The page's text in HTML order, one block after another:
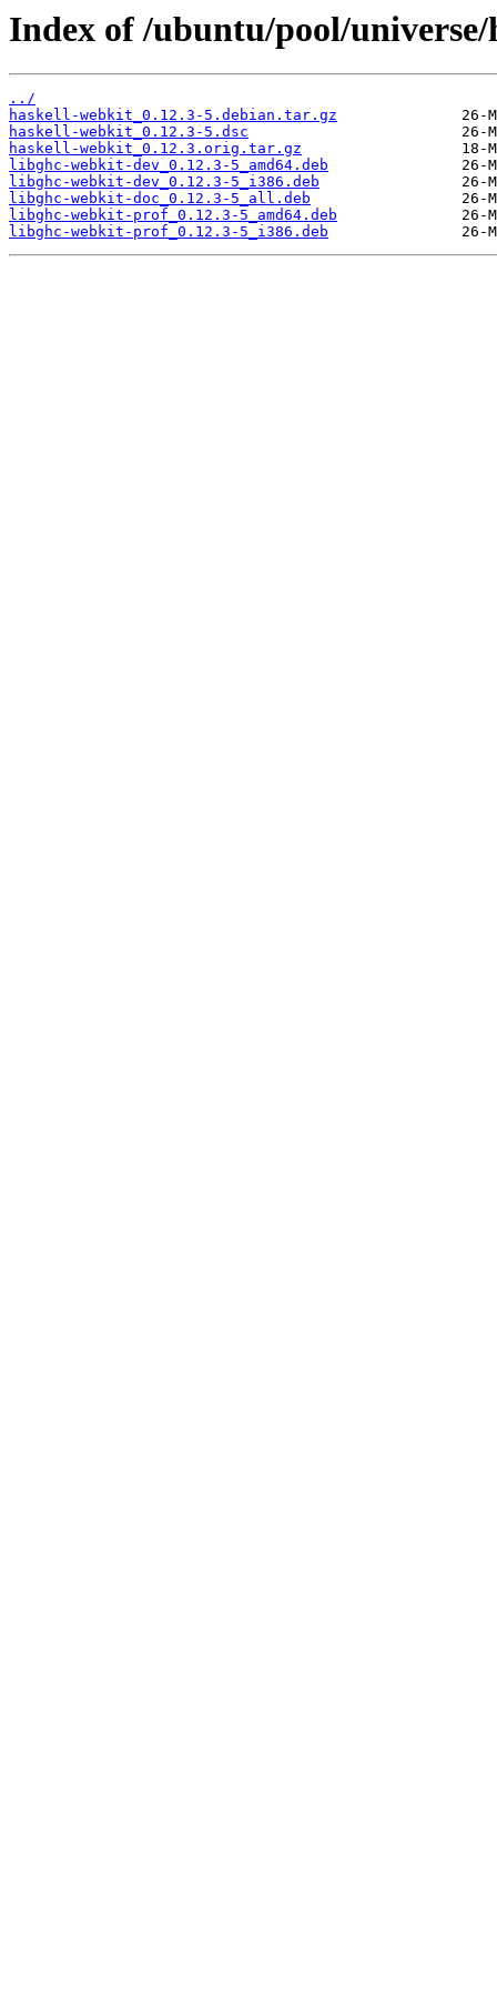
Index of /ubuntu/pool/
../
haskell-webkit_0.12.3-5.debian.tar.gz
haskell-webkit_0.12.3-5.dsc
haskell-webkit_0.12.3.orig.tar.gz
libghc-webkit-dev_0.12.3-5_amd64.deb
libghc-webkit-dev_0.12.3-5_i386.deb
libghc-webkit-doc_0.12.3-5_all.deb
libghc-webkit-prof_0.12.3-5_amd64.deb
libghc-webkit-prof_0.12.3-5_i386.deb